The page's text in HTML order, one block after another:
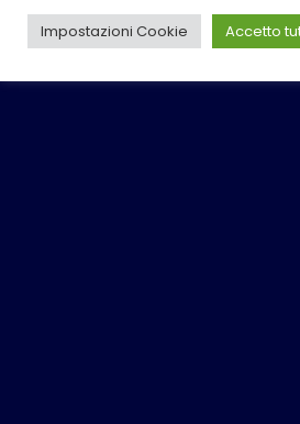
Impostazioni Cookie Accetto